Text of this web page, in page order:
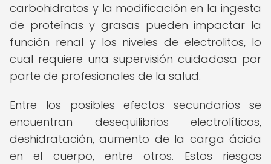
carbohidratos y la modificación en la ingesta
de proteínas y grasas pueden impactar la
función renal y los niveles de electrolitos, lo
cual requiere una supervisión cuidadosa por
parte de profesionales de la salud.
Entre los posibles efectos secundarios se
encuentran desequilibrios electrolíticos,
deshidratación, aumento de la carga ácida
en el cuerpo, entre otros. Estos riesgos